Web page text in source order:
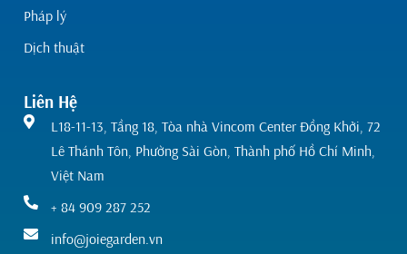
Pháp lý
Dịch thuật
Liên Hệ
L18-11-13, Tầng 18, Tòa nhà Vincom Center Đồng Khởi, 72
Lê Thánh Tôn, Phường Sài Gòn, Thành phố Hồ Chí Minh,
Việt Nam
+ 84 909 287 252
info@joiegarden.vn